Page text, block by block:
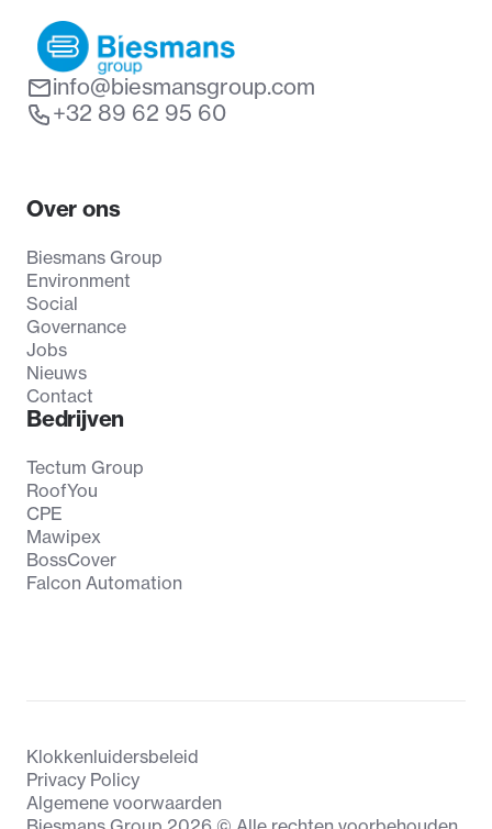
info@biesmansgroup.com
+32 89 62 95 60
Over ons
Biesmans Group
Environment
Social
Governance
Jobs
Nieuws
Contact
Bedrijven
Tectum Group
RoofYou
CPE
Mawipex
BossCover
Falcon Automation
Klokkenluidersbeleid
Privacy Policy
Algemene voorwaarden